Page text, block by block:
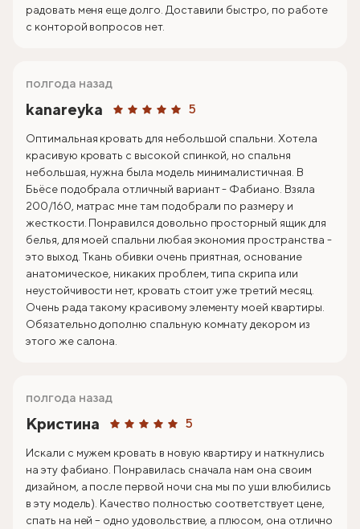
радовать меня еще долго. Доставили быстро, по работе
с конторой вопросов нет.
kanareyka 5
полгода назад
Оптимальная кровать для небольшой спальни. Хотела
красивую кровать с высокой спинкой, но спальня
небольшая, нужна была модель минималистичная. В
Бьёсе подобрала отличный вариант - Фабиано. Взяла
200/160, матрас мне там подобрали по размеру и
жесткости. Понравился довольно просторный ящик для
белья, для моей спальни любая экономия пространства -
это выход. Ткань обивки очень приятная, основание
анатомическое, никаких проблем, типа скрипа или
неустойчивости нет, кровать стоит уже третий месяц.
Очень рада такому красивому элементу моей квартиры.
Обязательно дополню спальную комнату декором из
этого же салона.
Кристина 5
полгода назад
Искали с мужем кровать в новую квартиру и наткнулись
на эту фабиано. Понравилась сначала нам она своим
дизайном, а после первой ночи сна мы по уши влюбились
в эту модель). Качество полностью соответствует цене,
спать на ней – одно удовольствие, а плюсом, она отлично